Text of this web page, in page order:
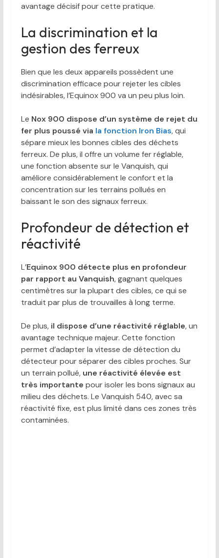
avantage décisif pour cette pratique.
La discrimination et la
gestion des ferreux
Bien que les deux appareils possèdent une
discrimination efficace pour rejeter les cibles
indésirables, l’Equinox 900 va un peu plus loin.
Le Nox 900 dispose d’un système de rejet du
fer plus poussé via la fonction Iron Bias, qui
sépare mieux les bonnes cibles des déchets
ferreux. De plus, il offre un volume fer réglable,
une fonction absente sur le Vanquish, qui
améliore considérablement le confort et la
concentration sur les terrains pollués en
baissant le son des signaux ferreux.
Profondeur de détection et
réactivité
L’Equinox 900 détecte plus en profondeur
par rapport au Vanquish, gagnant quelques
centimètres sur la plupart des cibles, ce qui se
traduit par plus de trouvailles à long terme.
De plus, il dispose d’une réactivité réglable, un
avantage technique majeur. Cette fonction
permet d’adapter la vitesse de détection du
détecteur pour séparer des cibles proches. Sur
un terrain pollué, une réactivité élevée est
très importante pour isoler les bons signaux au
milieu des déchets. Le Vanquish 540, avec sa
réactivité fixe, est plus limité dans ces zones très
contaminées.